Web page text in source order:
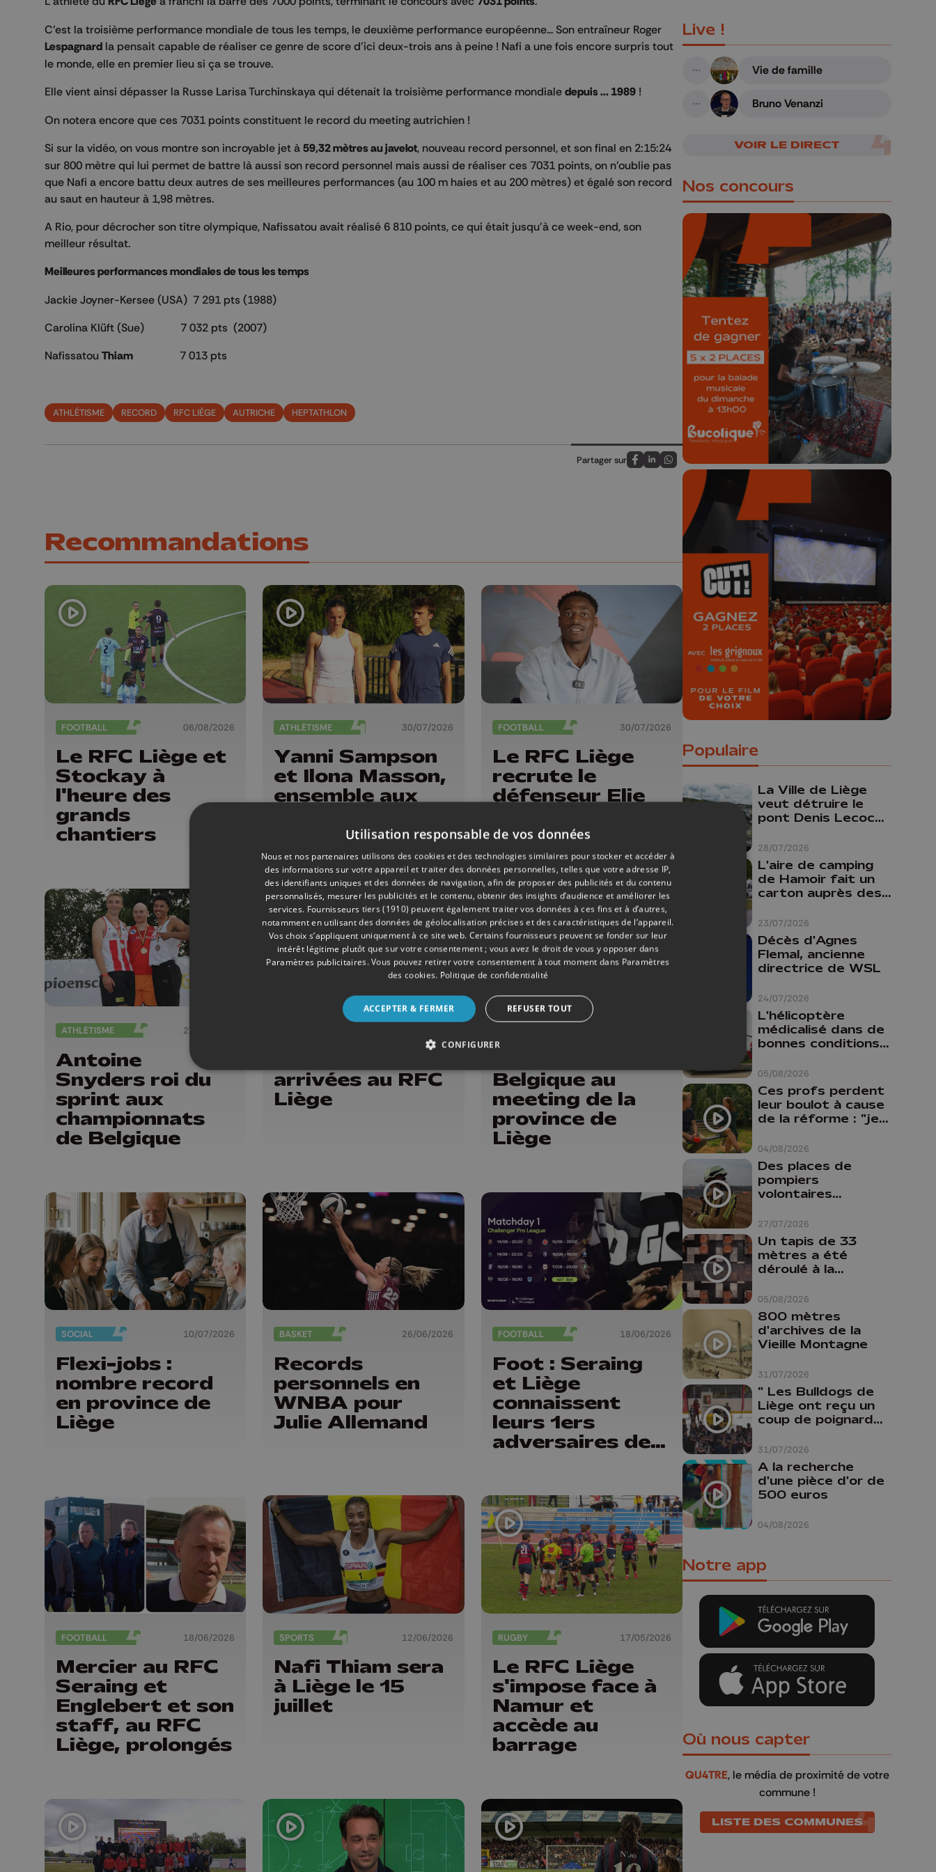
C'est la troisième performance mondiale de tous les temps, le deuxième performance européenne... Son entraîneur Roger
Lespagnard la pensait capable de réaliser ce genre de score d'ici deux-trois ans à peine ! Nafi a une fois encore surpris tout
le monde, elle en premier lieu si ça se trouve.
Elle vient ainsi dépasser la Russe Larisa Turchinskaya qui détenait la troisième performance mondiale depuis ... 1989 !
On notera encore que ces 7031 points constituent le record du meeting autrichien !
Si sur la vidéo, on vous montre son incroyable jet à 59,32 mètres au javelot, nouveau record personnel, et son final en 2:15:24
sur 800 mètre qui lui permet de battre là aussi son record personnel mais aussi de réaliser ces 7031 points, on n'oublie pas
que Nafi a encore battu deux autres de ses meilleures performances (au 100 m haies et au 200 mètres) et égalé son record
au saut en hauteur à 1,98 mètres.
A Rio, pour décrocher son titre olympique, Nafissatou avait réalisé 6 810 points, ce qui était jusqu'à ce week-end, son
meilleur résultat.
Meilleures performances mondiales de tous les temps
Jackie Joyner-Kersee (USA) 7 291 pts (1988)
Carolina Klüft (Sue) 7 032 pts (2007)
Nafissatou Thiam 7 013 pts
ATHLÉTISME RECORD RFC LIÈGE AUTRICHE HEPTATHLON
Partager sur
Partagez sur FaceBook
Partagez sur LinkedIn
Partagez sur Whatsapp
Recommandations
FOOTBALL 06/08/2026
Le RFC Liège et
Stockay à
l'heure des
grands
chantiers
ATHLÉTISME 30/07/2026
Yanni Sampson
et Ilona Masson,
ensemble aux
d'Europe
d'athlétisme
FOOTBALL 30/07/2026
Le RFC Liège
recrute le
défenseur Elie
ATHLÉTISME 27/07/2026
Antoine
Snyders roi du
sprint aux
championnats
de Belgique
arrivées au RFC
Liège
Belgique au
meeting de la
province de
Liège
SOCIAL 10/07/2026
Flexi-jobs :
nombre record
en province de
Liège
BASKET 26/06/2026
Records
personnels en
WNBA pour
Julie Allemand
FOOTBALL 18/06/2026
Foot : Seraing
et Liège
connaissent
leurs 1ers
adversaires de
FOOTBALL 18/06/2026
Mercier au RFC
Seraing et
Englebert et son
staff, au RFC
Liège, prolongés
SPORTS 12/06/2026
Nafi Thiam sera
à Liège le 15
juillet
RUGBY 17/05/2026
Le RFC Liège
s'impose face à
Namur et
accède au
barrage
Live !
A suivre
Vie de famille
A suivre
Bruno Venanzi
VOIR LE DIRECT
Nos concours
🎁 Gagnez 5x2
places pour le
Bucolique Ferrières
Festival 🌿🎶
Concours valable jusqu'au 9 août,
23h59.
🎬 Concours CUT x
Les Grignoux ✨
Concours permanent - 2 places à
gagner chaque semaine !
Populaire
28/07/2026
La Ville de Liège
veut détruire le
pont Denis Lecocq
budget pour le
faire
23/07/2026
L'aire de camping
de Hamoir fait un
carton auprès des
24/07/2026
Décès d'Agnes
Flemal, ancienne
directrice de WSL
05/08/2026
L'hélicoptère
médicalisé dans de
bonnes conditions à
04/08/2026
Ces profs perdent
leur boulot à cause
de la réforme : "je
comme prof que
comme
pharmacienne"
27/07/2026
Des places de
pompiers
volontaires
province de Liège :
"Un citoyen qui
n'est formé ne
peut pas nous
aider"
05/08/2026
Un tapis de 33
mètres a été
déroulé à la
Liège
31/07/2026
800 mètres
d'archives de la
Vieille Montagne
31/07/2026
" Les Bulldogs de
Liège ont reçu un
coup de poignard
04/08/2026
A la recherche
d'une pièce d'or de
500 euros
Notre app
Où nous capter
QU4TRE, le média de proximité de votre
commune !
LISTE DES COMMUNES
Utilisation responsable de vos données
Nous et nos partenaires utilisons des cookies et des technologies similaires pour stocker et accéder à
des informations sur votre appareil et traiter des données personnelles, telles que votre adresse IP,
des identifiants uniques et des données de navigation, afin de proposer des publicités et du contenu
personnalisés, mesurer les publicités et le contenu, obtenir des insights d’audience et améliorer les
services. Fournisseurs tiers (1910) peuvent également traiter vos données à ces fins et à d’autres,
notamment en utilisant des données de géolocalisation précises et des caractéristiques de l’appareil.
Vos choix s’appliquent uniquement à ce site web. Certains fournisseurs peuvent se fonder sur leur
intérêt légitime plutôt que sur votre consentement ; vous avez le droit de vous y opposer dans
Paramètres publicitaires. Vous pouvez retirer votre consentement à tout moment dans Paramètres
des cookies. Politique de confidentialité
ACCEPTER & FERMER REFUSER TOUT
CONFIGURER